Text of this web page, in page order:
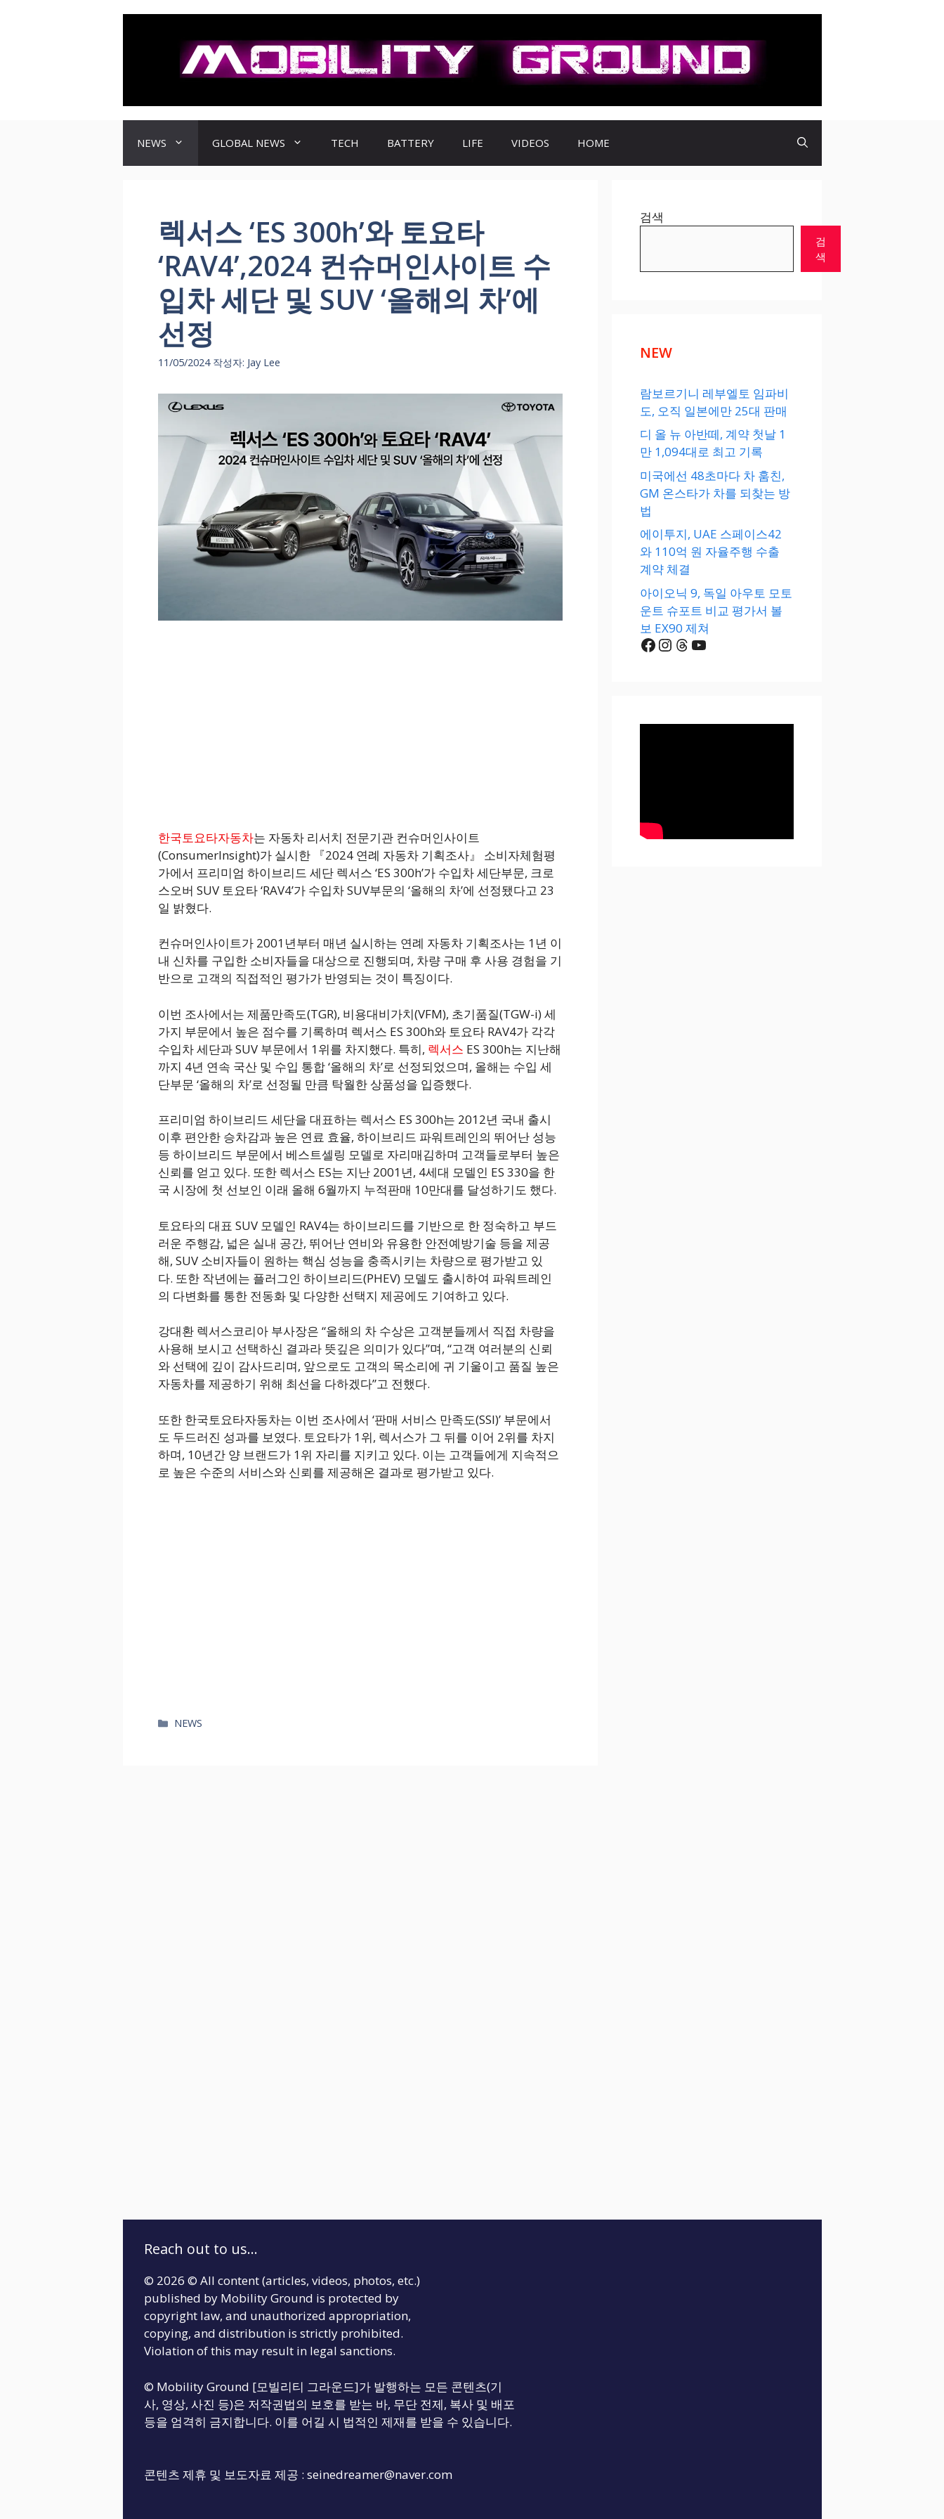
NEWS GLOBAL NEWS TECH BATTERY LIFE VIDEOS HOME
렉서스 ‘ES 300h’와 토요타
‘RAV4’,2024 컨슈머인사이트 수
입차 세단 및 SUV ‘올해의 차’에
선정
11/05/2024 작성자: Jay Lee
한국토요타자동차는 자동차 리서치 전문기관 컨슈머인사이트
(ConsumerInsight)가 실시한 『2024 연례 자동차 기획조사』 소비자체험평
가에서 프리미엄 하이브리드 세단 렉서스 ‘ES 300h’가 수입차 세단부문, 크로
스오버 SUV 토요타 ‘RAV4’가 수입차 SUV부문의 ‘올해의 차’에 선정됐다고 23
일 밝혔다.
컨슈머인사이트가 2001년부터 매년 실시하는 연례 자동차 기획조사는 1년 이
내 신차를 구입한 소비자들을 대상으로 진행되며, 차량 구매 후 사용 경험을 기
반으로 고객의 직접적인 평가가 반영되는 것이 특징이다.
이번 조사에서는 제품만족도(TGR), 비용대비가치(VFM), 초기품질(TGW-i) 세
가지 부문에서 높은 점수를 기록하며 렉서스 ES 300h와 토요타 RAV4가 각각
수입차 세단과 SUV 부문에서 1위를 차지했다. 특히, 렉서스 ES 300h는 지난해
까지 4년 연속 국산 및 수입 통합 ‘올해의 차’로 선정되었으며, 올해는 수입 세
단부문 ‘올해의 차’로 선정될 만큼 탁월한 상품성을 입증했다.
프리미엄 하이브리드 세단을 대표하는 렉서스 ES 300h는 2012년 국내 출시
이후 편안한 승차감과 높은 연료 효율, 하이브리드 파워트레인의 뛰어난 성능
등 하이브리드 부문에서 베스트셀링 모델로 자리매김하며 고객들로부터 높은
신뢰를 얻고 있다. 또한 렉서스 ES는 지난 2001년, 4세대 모델인 ES 330을 한
국 시장에 첫 선보인 이래 올해 6월까지 누적판매 10만대를 달성하기도 했다.
토요타의 대표 SUV 모델인 RAV4는 하이브리드를 기반으로 한 정숙하고 부드
러운 주행감, 넓은 실내 공간, 뛰어난 연비와 유용한 안전예방기술 등을 제공
해, SUV 소비자들이 원하는 핵심 성능을 충족시키는 차량으로 평가받고 있
다. 또한 작년에는 플러그인 하이브리드(PHEV) 모델도 출시하여 파워트레인
의 다변화를 통한 전동화 및 다양한 선택지 제공에도 기여하고 있다.
강대환 렉서스코리아 부사장은 “올해의 차 수상은 고객분들께서 직접 차량을
사용해 보시고 선택하신 결과라 뜻깊은 의미가 있다”며, “고객 여러분의 신뢰
와 선택에 깊이 감사드리며, 앞으로도 고객의 목소리에 귀 기울이고 품질 높은
자동차를 제공하기 위해 최선을 다하겠다”고 전했다.
또한 한국토요타자동차는 이번 조사에서 ‘판매 서비스 만족도(SSI)’ 부문에서
도 두드러진 성과를 보였다. 토요타가 1위, 렉서스가 그 뒤를 이어 2위를 차지
하며, 10년간 양 브랜드가 1위 자리를 지키고 있다. 이는 고객들에게 지속적으
로 높은 수준의 서비스와 신뢰를 제공해온 결과로 평가받고 있다.
카
NEWS
검색
검
색
NEW
람보르기니 레부엘토 임파비
도, 오직 일본에만 25대 판매
디 올 뉴 아반떼, 계약 첫날 1
만 1,094대로 최고 기록
미국에선 48초마다 차 훔친,
GM 온스타가 차를 되찾는 방
법
에이투지, UAE 스페이스42
와 110억 원 자율주행 수출
계약 체결
아이오닉 9, 독일 아우토 모토
운트 슈포트 비교 평가서 볼
보 EX90 제쳐
Facebook
Instagram
Threads
YouTube
Reach out to us...
© 2026 © All content (articles, videos, photos, etc.)
published by Mobility Ground is protected by
copyright law, and unauthorized appropriation,
copying, and distribution is strictly prohibited.
Violation of this may result in legal sanctions.
© Mobility Ground [모빌리티 그라운드]가 발행하는 모든 콘텐츠(기
사, 영상, 사진 등)은 저작권법의 보호를 받는 바, 무단 전제, 복사 및 배포
등을 엄격히 금지합니다. 이를 어길 시 법적인 제재를 받을 수 있습니다.
콘텐츠 제휴 및 보도자료 제공 : seinedreamer@naver.com